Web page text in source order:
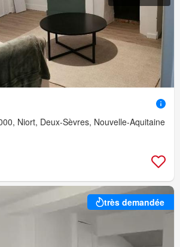
Niort, Deux-Sèvres, Nouvelle-Aquitaine
très demandée